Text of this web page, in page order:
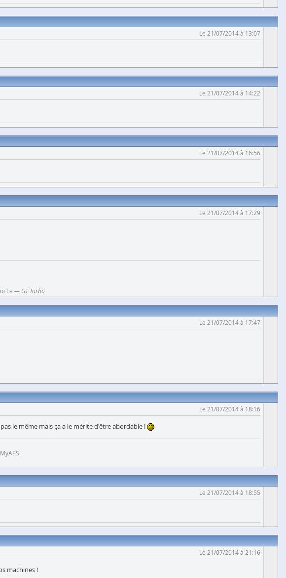
Le 21/07/2014 à 13:07
Le 21/07/2014 à 14:22
Le 21/07/2014 à 16:56
Le 21/07/2014 à 17:29
! » — GT Turbo
Le 21/07/2014 à 17:47
Le 21/07/2014 à 18:16
le même mais ça a le mérite d'être abordable !
Le 21/07/2014 à 18:55
Le 21/07/2014 à 21:16
machines !